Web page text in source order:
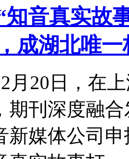
知音真实故
成湖北唯一
月20日，在
期刊深度融
新媒体公司